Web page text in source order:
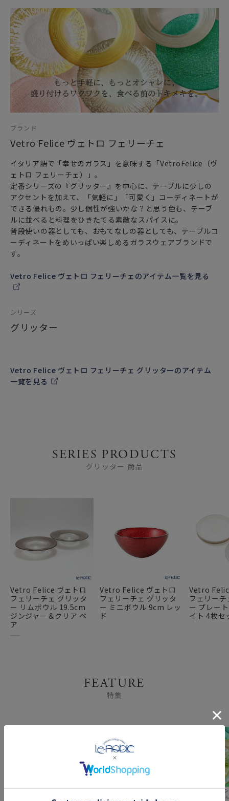
「Vetro Felice（ヴェトロ フェリーチェ）」。
テーブルに少しのアクセントを加えて
「気軽に」「可愛く」コーディネートができる優れもの。
少し個性が強いキラキララメの入ったグリッターカラーでも
食卓に並べると料理をひきたててくれる素敵なスパイスに。
クリスマスだけでなく、お正月などのハレの日や特別な日の
食卓にも
なぜか和食器としっくりなじみます。
飾り皿等インテリアオブジェとしてもお楽しみいただけま
す。
テーブルコーディネートを想像力豊かに楽しめる
おしゃれで遊び心溢れるガラス食器です。
ブランド
Vetro Felice ヴェトロ フェリーチェ
イタリア語で「幸せのガラス」を意味する「VetroFelice（ヴ
ェトロ フェリーチェ）」。
定番シリーズの『グリッター』を中心に、テーブルに少しの
アクセントを加えて、「気軽に」「可愛く」コーディネートが
できる優れもの。少し個性が強いかな？と思う色も、テーブ
ルに並べると料理をひきたてる素敵なスパイスに。
普段使いの器としても、おもてなしの器としても、テーブルコ
ーディネートをめいっぱい楽しめるガラスウェアブランドで
す。
Vetro Felice ヴェトロ フェリーチェのアイテム一覧を見る
シリーズ
グリッター
Vetro Felice ヴェトロ フェリーチェ グリッターのアイテム
一覧を見る
SERIES PRODUCTS
グリッター 商品
Vetro Felice ヴェトロ
フェリーチェ グリッタ
ー リムボウル 19.5cm
ジンジャー＆クリア ペ
ア
Vetro Felice ヴェトロ
フェリーチェ グリッタ
ー ミニボウル 9cm レッ
ド
Vetro
フェリー
ー プレー
イト 4枚セ
FEATURE
特集